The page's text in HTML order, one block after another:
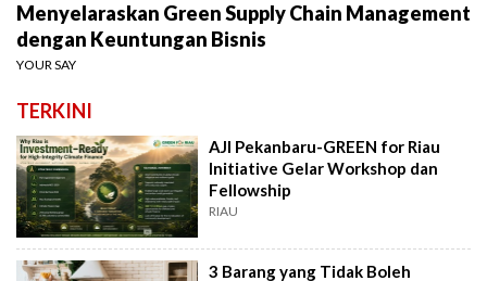
Menyelaraskan Green Supply Chain Management
dengan Keuntungan Bisnis
YOUR SAY
TERKINI
AJI Pekanbaru-GREEN for Riau
Initiative Gelar Workshop dan
Fellowship
RIAU
3 Barang yang Tidak Boleh